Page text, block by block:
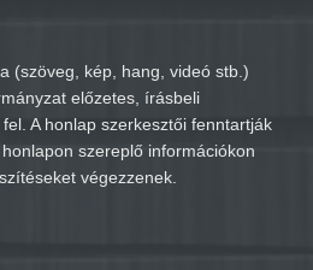
(szöveg, kép, hang, videó stb.)
előzetes, írásbeli
A honlap szerkesztői fenntartják
szereplő információkon
végezzenek.